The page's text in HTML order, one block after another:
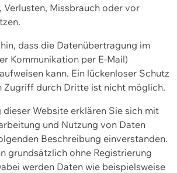
Missbrauch oder vor
dass die Datenübertragung im
Kommunikation per E-Mail)
kann. Ein lückenloser Schutz
Zugriff durch Dritte ist nicht möglich.
dieser Website erklären Sie sich mit
und Nutzung von Daten
Beschreibung einverstanden.
grundsätzlich ohne Registrierung
werden Daten wie beispielsweise